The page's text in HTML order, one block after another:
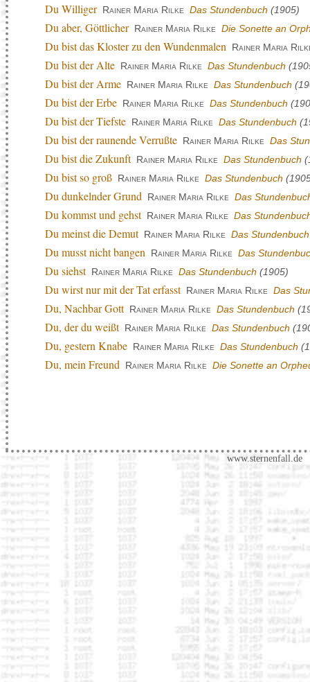
Du Williger Rainer Maria Rilke Das Stundenbuch (1905)
Du aber, Göttlicher Rainer Maria Rilke Die Sonette an
Du bist das Kloster zu den Wundenmalen Rainer Maria
Du bist der Alte Rainer Maria Rilke Das Stundenbuch
Du bist der Arme Rainer Maria Rilke Das Stundenbuch
Du bist der Erbe Rainer Maria Rilke Das Stundenbuch
Du bist der Tiefste Rainer Maria Rilke Das Stundenbuch
Du bist der raunende Verrußte Rainer Maria Rilke Das
Du bist die Zukunft Rainer Maria Rilke Das Stundenbuch
Du bist so groß Rainer Maria Rilke Das Stundenbuch
Du dunkelnder Grund Rainer Maria Rilke Das
Du kommst und gehst Rainer Maria Rilke Das
Du meinst die Demut Rainer Maria Rilke Das Stundenbuch
Du musst nicht bangen Rainer Maria Rilke Das
Du siehst Rainer Maria Rilke Das Stundenbuch (1905)
Du wirst nur mit der Tat erfasst Rainer Maria Rilke Das
Du, Nachbar Gott Rainer Maria Rilke Das Stundenbuch
Du, der du weißt Rainer Maria Rilke Das Stundenbuch
Du, gestern Knabe Rainer Maria Rilke Das Stundenbuch
Du, mein Freund Rainer Maria Rilke Die Sonette an
www.sternenfall.de